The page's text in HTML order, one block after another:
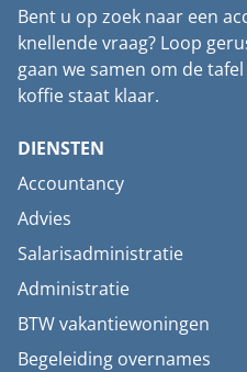
Bent u op zoek naar een
knellende vraag? Loop
gaan we samen om de
koffie staat klaar.
DIENSTEN
Accountancy
Advies
Salarisadministratie
Administratie
BTW vakantiewoningen
Begeleiding overnames